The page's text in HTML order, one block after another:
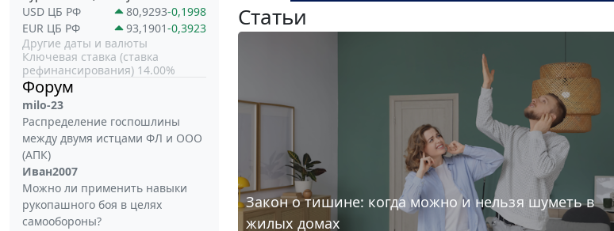
USD ЦБ РФ
80,9293-0,1998
EUR ЦБ РФ
93,1901-0,3923
Другие даты и валюты
Ключевая ставка (ставка
рефинансирования) 14.00%
Форум
milo-23
Распределение госпошлины
между двумя истцами ФЛ и ООО
(АПК)
Иван2007
Можно ли применить навыки
рукопашного боя в целях
самообороны?
Статьи
Закон о тишине: когда можно и нельзя шуметь в
жилых домах